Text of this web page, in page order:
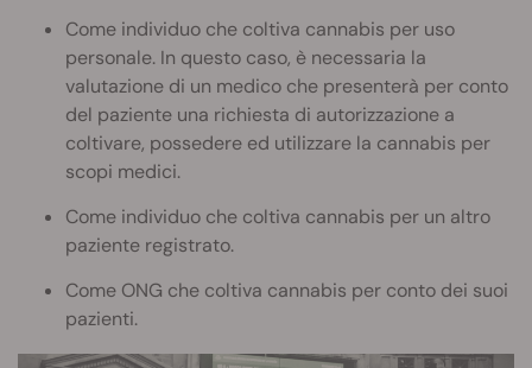
Come individuo che coltiva cannabis per uso
personale. In questo caso, è necessaria la
valutazione di un medico che presenterà per conto
del paziente una richiesta di autorizzazione a
coltivare, possedere ed utilizzare la cannabis per
scopi medici.
Come individuo che coltiva cannabis per un altro
paziente registrato.
Come ONG che coltiva cannabis per conto dei suoi
pazienti.